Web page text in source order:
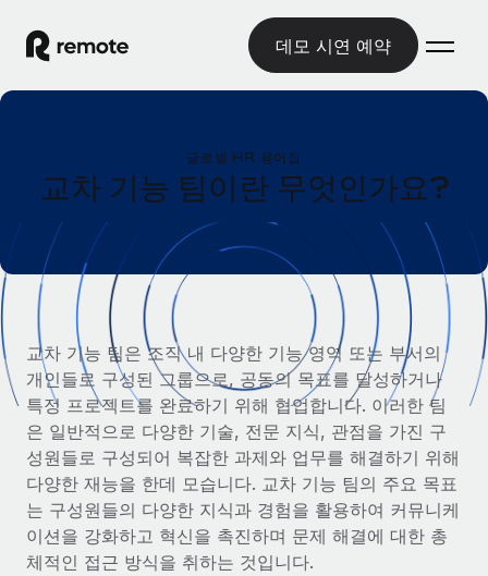
데모 시연 예약
글로벌 고용
글로벌 급여
규정을 준수하며 급여 지급을 손쉽게 처리
기록상 고용주(EOR)
법인 설립 비용 없이 전 세계로 사업을 확장
기록상 계약자
전 세계에서 규정을 준수하며 계약자 고용
계약자 관리
전 세계 계약자의 온보딩 및 관리
PEO
복잡한 고용 업무를 아웃소싱
글로벌 서비스 제공
국가별 정보
국가별 글로벌 채용 지원 알아보기
미국 주별 정보
미국 모든 주 전역에서 채용 업무를 간소화
Remote와 다른 솔루션 비교
다른 업체들과 비교해보기
성장 단계
리소스
도구 및 계산기
오분류 리스크 평가 도구
국가별 직원 오분류 리스크 확인
직원 비용 계산기
국가별 총 인건비 계산
계약자 지급 계산기
글로벌 계약직을 위한 통화 옵션과 지급 소요 시간 확인
한국어
English
Nederlands 로그인
글로벌 HR 용어집
교차 기능 팀이란 무엇인가요?
교차 기능 팀은 조직 내 다양한 기능 영역 또는 부서의
개인들로 구성된 그룹으로, 공동의 목표를 달성하거나
특정 프로젝트를 완료하기 위해 협업합니다. 이러한 팀
은 일반적으로 다양한 기술, 전문 지식, 관점을 가진 구
성원들로 구성되어 복잡한 과제와 업무를 해결하기 위해
다양한 재능을 한데 모습니다. 교차 기능 팀의 주요 목표
는 구성원들의 다양한 지식과 경험을 활용하여 커뮤니케
이션을 강화하고 혁신을 촉진하며 문제 해결에 대한 총
체적인 접근 방식을 취하는 것입니다.